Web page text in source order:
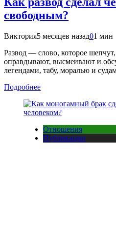
свободным?
Виктория5 месяцев назад01 мин
Развод — слово, которое шепчут,
оправдывают, высмеивают и
легендами, табу, моралью и
Подробнее
Отношения
Публикации